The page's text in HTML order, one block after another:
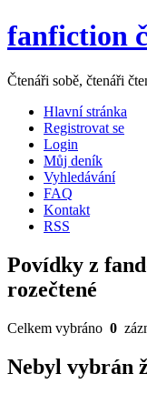
fanfiction
Čtenáři sobě, čtenáři
Hlavní stránka
Registrovat se
Login
Můj deník
Vyhledávání
FAQ
Kontakt
RSS
Povídky z
rozečtené
Celkem vybráno 0
Nebyl vybrán